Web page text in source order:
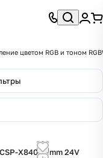
цветом RGB и тоном
X840-12mm 24V